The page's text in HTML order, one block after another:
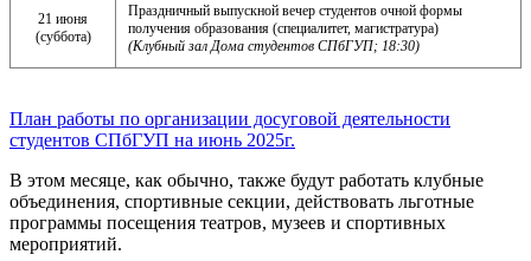
21 июня
(суббота)
Праздничный выпускной вечер студентов очной формы
получения образования (специалитет, магистратура)
(Клубный зал Дома студентов СПбГУП; 18:30)
План работы по организации досуговой деятельности
студентов СПбГУП на июнь 2025г.
В этом месяце, как обычно, также будут работать клубные
объединения, спортивные секции, действовать льготные
программы посещения театров, музеев и спортивных
мероприятий.